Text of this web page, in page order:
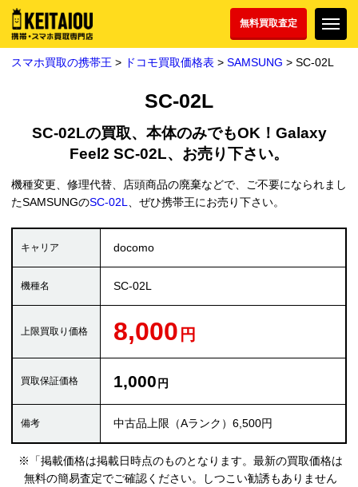
無料買取査定
スマホ買取の携帯王 > ドコモ買取価格表 > SAMSUNG > SC-02L
SC-02L
SC-02Lの買取、本体のみでもOK！Galaxy
Feel2 SC-02L、お売り下さい。
機種変更、修理代替、店頭商品の廃棄などで、ご不要になられまし
たSAMSUNGのSC-02L、ぜひ携帯王にお売り下さい。
docomo
SC-02L
8,000
1,000
中古品上限（Aランク）6,500円
※「掲載価格は掲載日時点のものとなります。最新の買取価格は
無料の簡易査定でご確認ください。しつこい勧誘もありません